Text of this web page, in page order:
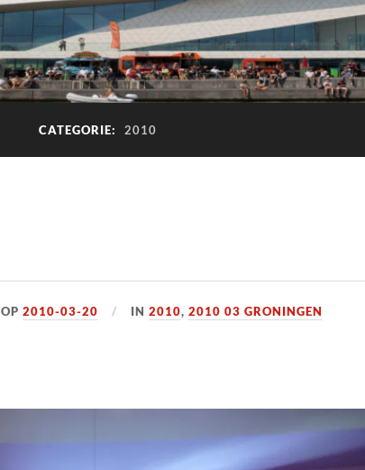
CATEGORIE: 2010
OP2010-03-20 IN2010,2010 03 GRONINGEN